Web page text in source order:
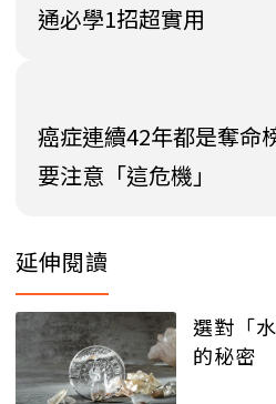
通必學1招超實用
癌症連續42年都是奪命
要注意「這危機」
延伸閱讀
選對「
的秘密